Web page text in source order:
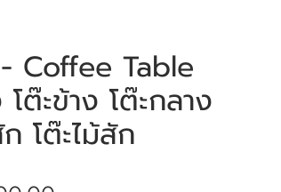
Coffee Table
โต๊ะข้าง โต๊ะกลาง
โต๊ะไม้สัก